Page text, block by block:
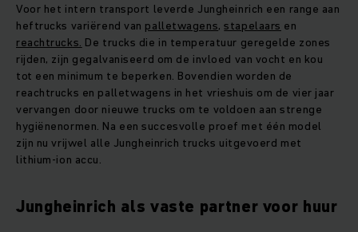
Voor het intern transport leverde Jungheinrich een range aan
heftrucks variërend van palletwagens,stapelaars en
reachtrucks. De trucks die in temperatuur geregelde zones
rijden, zijn gegalvaniseerd om de invloed van vocht en kou
tot een minimum te beperken. Bovendien worden de
reachtrucks en palletwagens in het vrieshuis om de vier jaar
vervangen door nieuwe trucks om te voldoen aan strenge
hygiënenormen. Na een succesvolle proef met één model
zijn nu vrijwel alle Jungheinrich trucks uitgevoerd met
lithium-ion accu.
Jungheinrich als vaste partner voor huur